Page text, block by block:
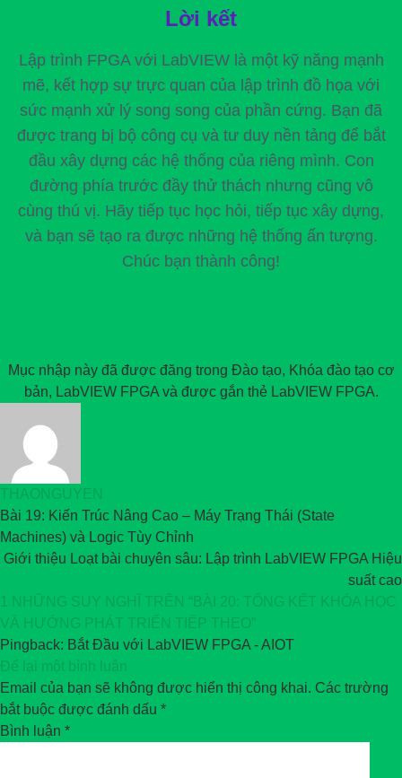
Lời kết
Lập trình FPGA với LabVIEW là một kỹ năng mạnh
mẽ, kết hợp sự trực quan của lập trình đồ họa với
sức mạnh xử lý song song của phần cứng. Bạn đã
được trang bị bộ công cụ và tư duy nền tảng để bắt
đầu xây dựng các hệ thống của riêng mình. Con
đường phía trước đầy thử thách nhưng cũng vô
cùng thú vị. Hãy tiếp tục học hỏi, tiếp tục xây dựng,
và bạn sẽ tạo ra được những hệ thống ấn tượng.
Chúc bạn thành công!
Mục nhập này đã được đăng trong Đào tạo, Khóa đào tạo cơ
bản, LabVIEW FPGAvà được gắn thẻ LabVIEW FPGA.
THAONGUYEN
Bài 19: Kiến Trúc Nâng Cao – Máy Trạng Thái (State
Machines) và Logic Tùy Chỉnh
Giới thiệu Loạt bài chuyên sâu: Lập trình LabVIEW FPGA Hiệu
suất cao
1 NHỮNG SUY NGHĨ TRÊN “ BÀI 20: TỔNG KẾT KHÓA HỌC
VÀ HƯỚNG PHÁT TRIỂN TIẾP THEO”
Pingback: Bắt Đầu với LabVIEW FPGA - AIOT
Để lại một bình luận
Email của bạn sẽ không được hiển thị công khai. Các trường
bắt buộc được đánh dấu *
Bình luận *